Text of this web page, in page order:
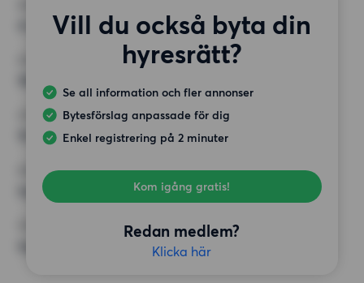
Vill du också byta din
hyresrätt?
Se all information och fler annonser
Bytesförslag anpassade för dig
Enkel registrering på 2 minuter
Kom igång gratis!
Redan medlem?
Klicka här
MINST ANTAL KVADRATMETER
HÖGSTA HYRA
15 000 kr
Inga speciella krav
ÖVRIGA PREFERENSER
Inga speciella preferenser